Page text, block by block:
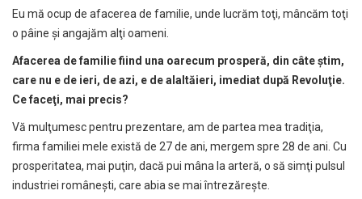
Eu mă ocup de afacerea de familie, unde lucrăm toţi, mâncăm toţi
o pâine şi angajăm alţi oameni.
Afacerea de familie fiind una oarecum prosperă, din câteştim,
care nu e de ieri, de azi, e de alaltăieri, imediat după Revoluţie.
Ce faceţi, mai precis?
Vă mulţumesc pentru prezentare, am de partea mea tradiţia,
firma familiei mele există de 27 de ani, mergem spre 28 de ani. Cu
prosperitatea, mai puţin, dacă pui mâna la arteră, o să simţi pulsul
industriei româneşti, care abia se mai întrezăreşte.